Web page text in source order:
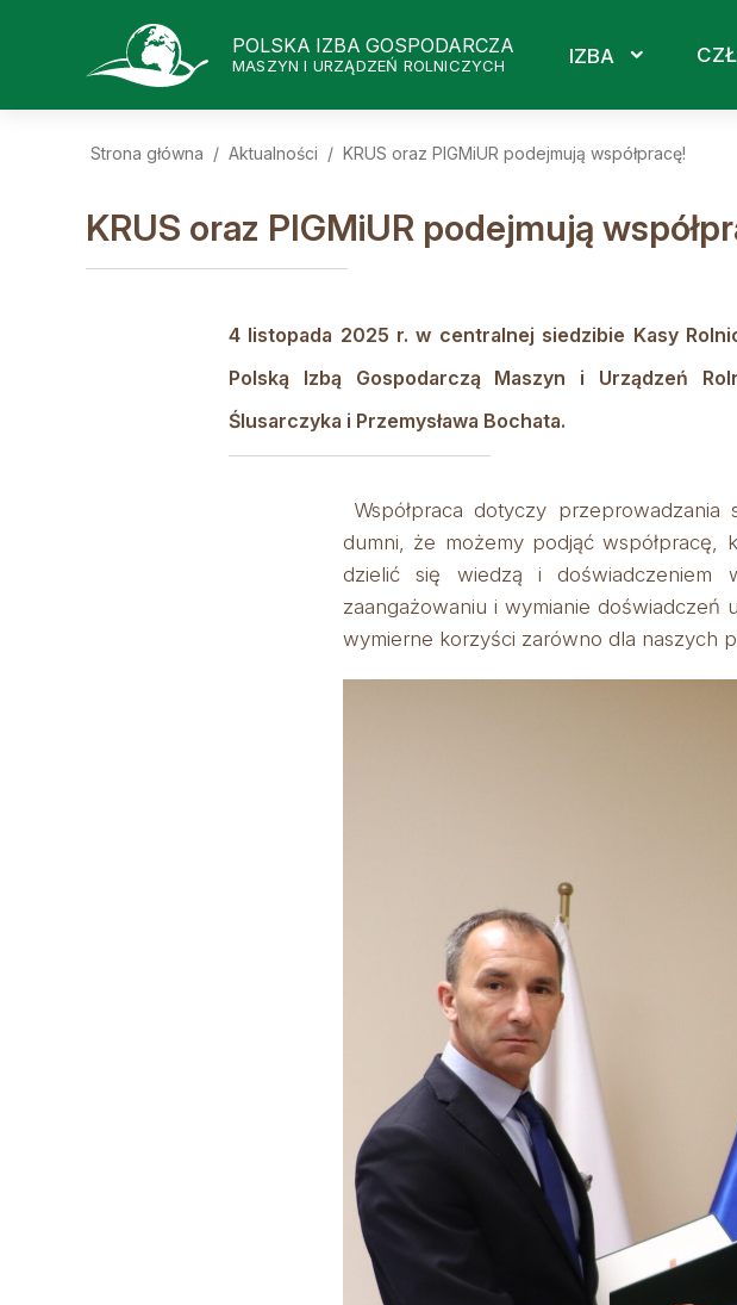
POLSKA IZBA GOSPODARCZA
MASZYN I URZĄDZEŃ ROLNICZYCH IZBA
Strona główna / Aktualności / KRUS oraz PIGMiUR podejmują współpracę!
KRUS oraz PIGMiUR podejmują
4 listopada 2025 r. w centralnej siedzibie Kasy
Polską Izbą Gospodarczą Maszyn i Urządzeń
Ślusarczyka i Przemysława Bochata.
Współpraca dotyczy
dumni, że możemy podjąć współpracę,
dzielić się wiedzą i doświadczeniem
zaangażowaniu i wymianie doświadczeń
wymierne korzyści zarówno dla naszych